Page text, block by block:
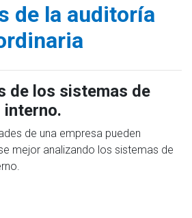
de la auditoría
de los sistemas de
de una empresa pueden
mejor analizando los sistemas de